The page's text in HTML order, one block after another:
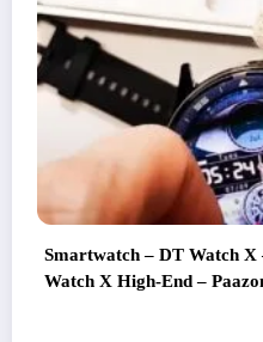
Smartwatch – DT Watch X –
Watch X High-End – Paazomu